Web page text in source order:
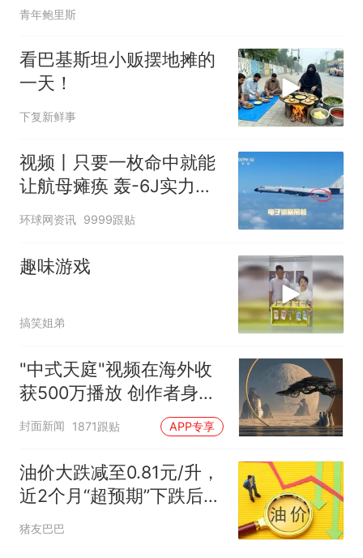
青年鲍里斯
看巴基斯坦小贩摆地摊的
一天！
下复新鲜事
视频丨只要一枚命中就能
让航母瘫痪 轰-6J实力有
多强？
环球网资讯 9999跟贴
趣味游戏
搞笑姐弟
"中式天庭"视频在海外收
获500万播放 创作者身份
披露
封面新闻 1871跟贴 APP专享
油价大跌减至0.81元/升，
近2个月“超预期”下跌后
“开挂”上涨，下次调价时
猪友巴巴